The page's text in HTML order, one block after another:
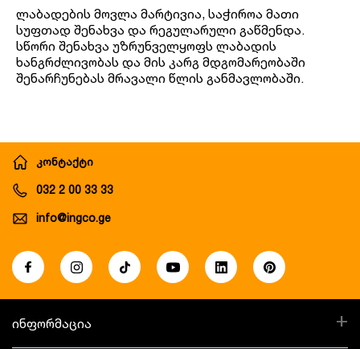
ლაბადების მოვლა მარტივია, საჭიროა მათი
სუფთად შენახვა და რეგულარული გაწმენდა.
სწორი შენახვა უზრუნველყოფს ლაბადის
ხანგრძლივობას და მის კარგ მდგომარეობაში
შენარჩუნებას მრავალი წლის განმავლობაში.
კონტაქტი
032 2 00 33 33
info@ingco.ge
+
ინფორმაცია